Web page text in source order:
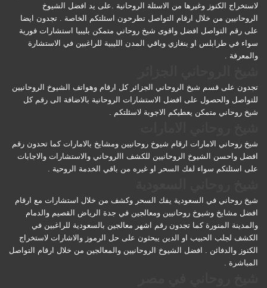
لاستخراج الكنوز وغيرها من الاسئلة الروحانية .على يد افضل الشيوخ
الروحانيين من خلال ارقام التواصل تطرحون اسئلتكم الخاصة . تجدون ايضا
على رقم التواصل افضل واقوى شيخ روحاني متمكن بليبيا استشارات فورية
سواء في طرابلس او بنغازي وباقي المدن الليبية للراغبين في الاستشارة
والمعرفة .
تجدون على قسم شيخ الروحاني الجزائر كل ارقام وهواتف الشيوخ الروحانيين
للتواصل والحصول على افضل الاستشارات الروحانية بالاضافة الى رقم كل
شيخ روحاني متمكن يعطيكم الاجوبة لاسئلتكم .
شيخ روحاني الامارات ارقام شيوخ روحانيين ومشايخ بالامارات كما تحدون رقم
افضل واحسن الشيوخ الروحانيين للكشف االروحاني والاستشارات والاجابات
على اسئلتكم سواء لفك السحر او غيره من باقي الخدمة الروحية .
شيخ روحاني في السعودية يفك السحر وكشف من خلال استشارات مع ارقام
افضل مشايخ وشيوخ روحانيين ومعالجين في جدة الرياض القصيم والدمام
والمدينة المنورة كما تجدون رقم اشهر معالجين بالسعودية للراغبين في
الكشف لجلب الحبيب او الدين يبحثون على حل الرموز والاشارات لاستخراج
الكنوز والدفائن . افضل الشيوخ الروحانيين والمعالجين من خلال ارقام التواصل
المباشرة .